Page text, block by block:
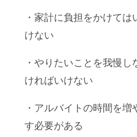
・家計に負担をかけては
けない
・やりたいことを我慢し
ければいけない
・アルバイトの時間を増
す必要がある